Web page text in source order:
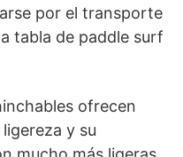
por el transporte
tabla de paddle surf
ofrecen
y su